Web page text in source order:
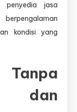
penyedia jasa
kondisi yang
Tanpa